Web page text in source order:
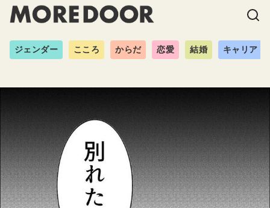
ジェンダー こころ からだ 恋愛 結婚 キャリア